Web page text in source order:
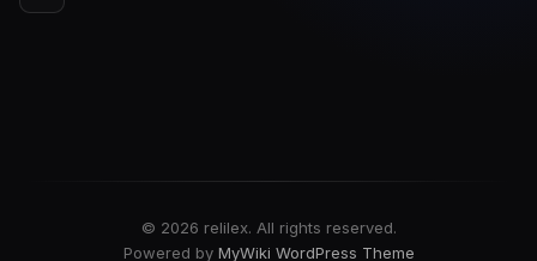
© 2026 relilex. All rights reserved.
Powered by MyWiki WordPress Theme